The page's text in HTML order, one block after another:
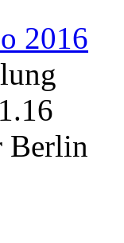
2016
Berlin